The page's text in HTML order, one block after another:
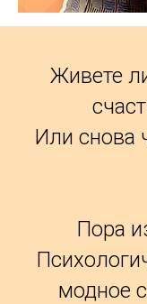
Живете
Или снова
Пора
модное